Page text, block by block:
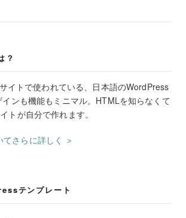
？
イトで使われている、日本語のWordPress
ンも機能もミニマル。HTMLを知らなくて
トが自分で作れます。
さらに詳しく ＞
テンプレート